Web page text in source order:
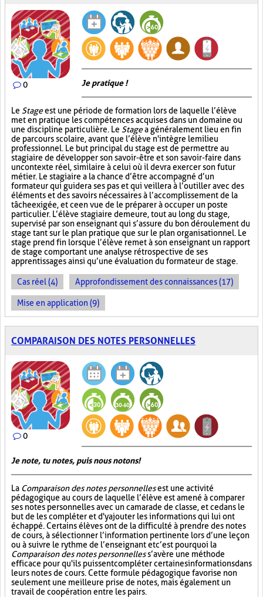
0 Je pratique !
Le Stageest une période de formation lors de laquelle l’élève
met en pratique les compétences acquises dans un domaine ou
une discipline particulière. Le Stagea généralement lieu en fin
de parcours scolaire, avant que l’élève n'intègre le milieu
professionnel. Le but principal du stage est de permettre au
stagiaire de développer son savoir-être et son savoir-faire dans
un contexte réel, similaire à celui où il devra exercer son futur
métier. Le stagiaire a la chance d’être accompagné d’un
formateur qui guidera ses pas et qui veillera à l’outiller avec des
éléments et des savoirs nécessaires à l’accomplissement de la
tâche exigée, et ce en vue de le préparer à occuper un poste
particulier. L’élève stagiaire demeure, tout au long du stage,
supervisé par son enseignant qui s’assure du bon déroulement du
stage tant sur le plan pratique que sur le plan organisationnel. Le
stage prend fin lorsque l’élève remet à son enseignant un rapport
de stage comportant une analyse rétrospective de ses
apprentissages ainsi qu’une évaluation du formateur de stage.
Cas réel (4) Approfondissement des connaissances (17)
Mise en application (9)
COMPARAISON DES NOTES PERSONNELLES
0
Je note, tu notes, puis nous notons!
La Comparaison des notes personnellesest une activité
pédagogique au cours de laquelle l’élève est amené à comparer
ses notes personnelles avec un camarade de classe, et ce dans le
but de les compléter et d'y ajouter les informations qui lui ont
échappé. Certains élèves ont de la difficulté à prendre des notes
de cours, à sélectionner l’information pertinente lors d’une leçon
ou à suivre le rythme de l’enseignant et c’est pourquoi la
Comparaison des notes personnelless’avère une méthode
efficace pour qu'ils puissent compléter certaines informations dans
leurs notes de cours. Cette formule pédagogique favorise non
seulement une meilleure prise de notes, mais également un
travail de coopération entre les pairs.